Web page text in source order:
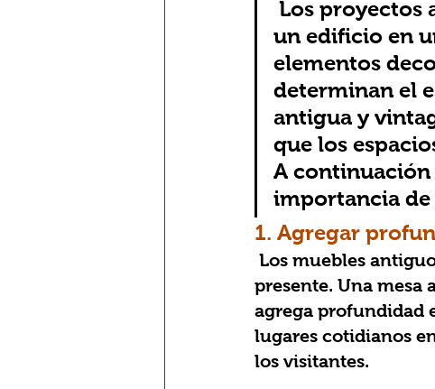
Los proyectos
un edificio en
elementos
determinan el
antigua y
que los
A continuación
importancia de
1. Agregar
presente. Una mesa
agrega profundidad
lugares cotidianos
los visitantes.